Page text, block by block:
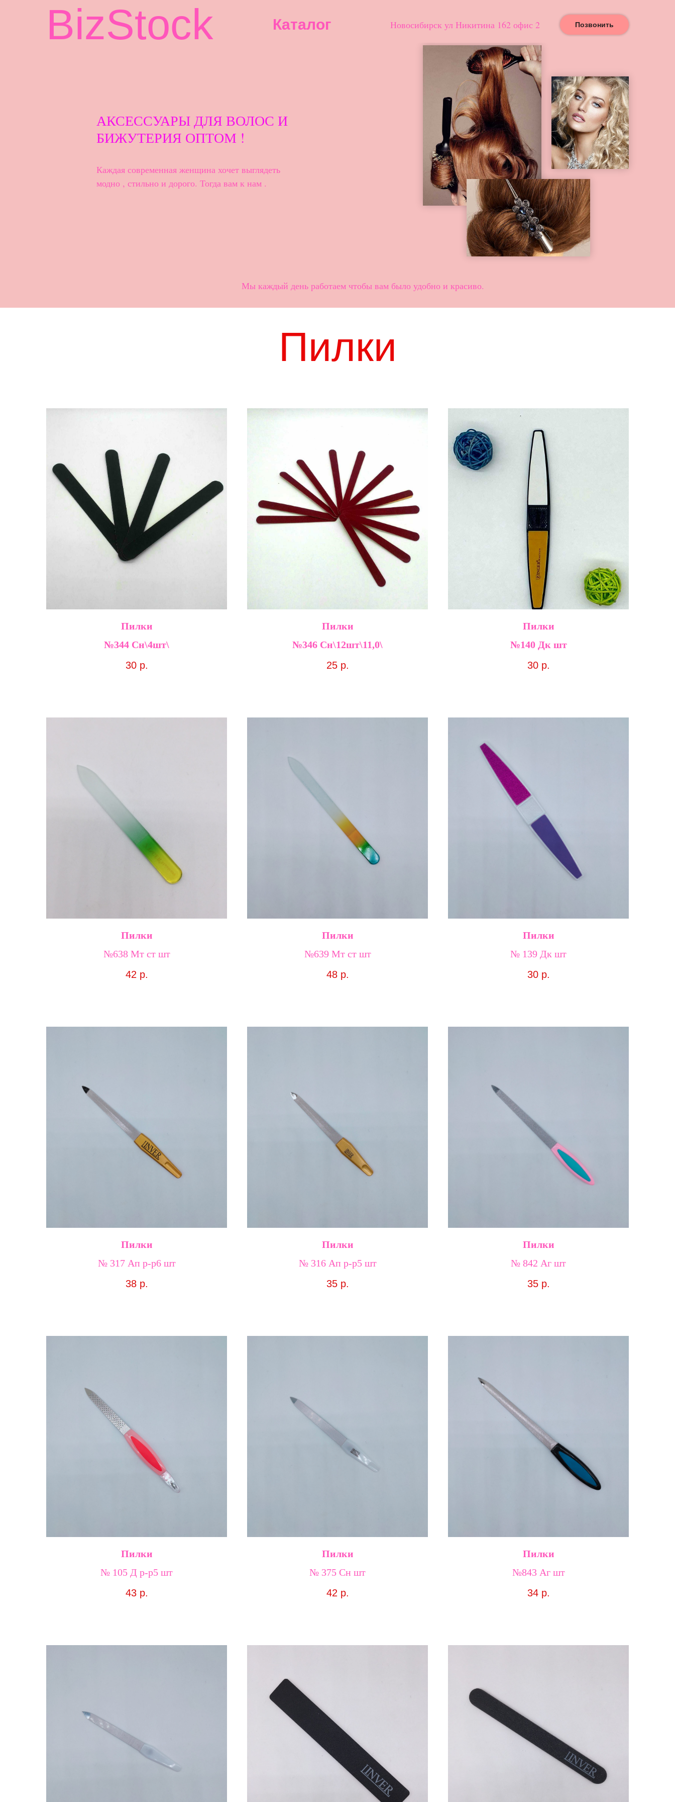
BizStock Каталог Новосибирск ул Никитина 162 офис 2 Позвонить
АКСЕССУАРЫ ДЛЯ ВОЛОС И
БИЖУТЕРИЯ ОПТОМ !
Каждая современная женщина хочет выглядеть
модно , стильно и дорого. Тогда вам к нам .
Мы каждый день работаем чтобы вам было удобно и красиво.
Пилки
Пилки
№344 Сн\4шт\
30 р.
Пилки
№346 Сн\12шт\11,0\
25 р.
Пилки
№140 Дк шт
30 р.
Пилки
№638 Мт ст шт
42 р.
Пилки
№639 Мт ст шт
48 р.
Пилки
№ 139 Дк шт
30 р.
Пилки
№ 317 Ап р-р6 шт
38 р.
Пилки
№ 316 Ап р-р5 шт
35 р.
Пилки
№ 842 Аг шт
35 р.
Пилки
№ 105 Д р-р5 шт
43 р.
Пилки
№ 375 Сн шт
42 р.
Пилки
№843 Аг шт
34 р.